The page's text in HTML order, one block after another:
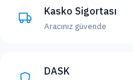
Kasko Sigortası
Aracınız güvende
DASK